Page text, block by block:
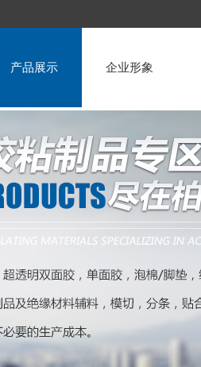
产品展示 企业形象